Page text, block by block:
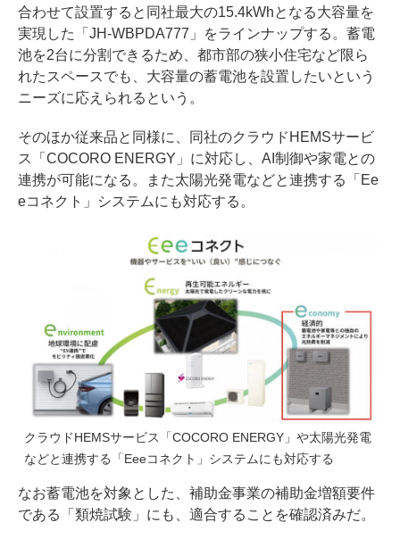
合わせて設置すると同社最大の15.4kWhとなる大容量を
実現した「JH-WBPDA777」をラインナップする。蓄電
池を2台に分割できるため、都市部の狭小住宅など限ら
れたスペースでも、大容量の蓄電池を設置したいという
ニーズに応えられるという。
そのほか従来品と同様に、同社のクラウドHEMSサービ
ス「COCORO ENERGY」に対応し、AI制御や家電との
連携が可能になる。また太陽光発電などと連携する「Ee
eコネクト」システムにも対応する。
クラウドHEMSサービス「COCORO ENERGY」や太陽光発電
などと連携する「Eeeコネクト」システムにも対応する
なお蓄電池を対象とした、補助金事業の補助金増額要件
である「類焼試験」にも、適合することを確認済みだ。